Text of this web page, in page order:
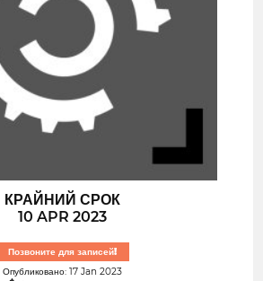
КРАЙНИЙ СРОК
10 APR 2023
Позвоните для записей!
Опубликовано: 17 Jan 2023